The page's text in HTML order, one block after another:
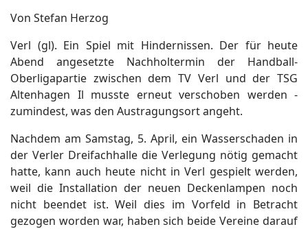
Von Stefan Herzog
Verl (gl). Ein Spiel mit Hindernissen. Der für heute
Abend angesetzte Nachholtermin der Handball-
Oberligapartie zwischen dem TV Verl und der TSG
Altenhagen Il musste erneut verschoben werden -
zumindest, was den Austragungsort angeht.
Nachdem am Samstag, 5. April, ein Wasserschaden in
der Verler Dreifachhalle die Verlegung nötig gemacht
hatte, kann auch heute nicht in Verl gespielt werden,
weil die Installation der neuen Deckenlampen noch
nicht beendet ist. Weil dies im Vorfeld in Betracht
gezogen worden war, haben sich beide Vereine darauf